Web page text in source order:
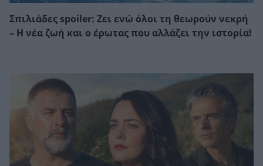
Σπιλιάδες spoiler: Ζει ενώ όλοι τη θεωρούν νεκρή
– Η νέα ζωή και ο έρωτας που αλλάζει την ιστορία!